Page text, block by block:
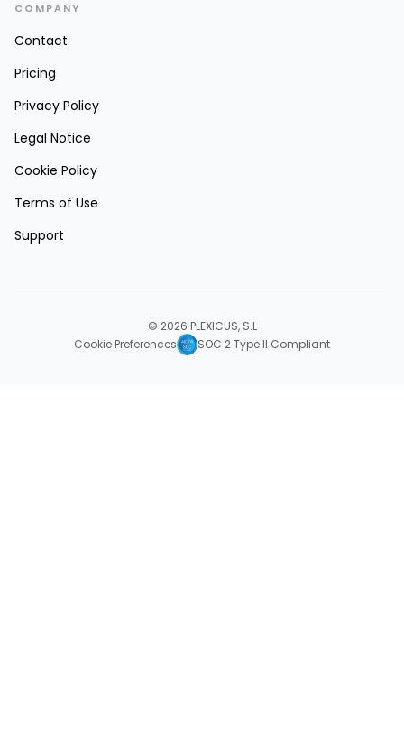
COMPANY
Contact
Pricing
Privacy Policy
Legal Notice
Cookie Policy
Terms of Use
Support
© 2026 PLEXICUS, S.L
Cookie Preferences
SOC 2 Type II Compliant